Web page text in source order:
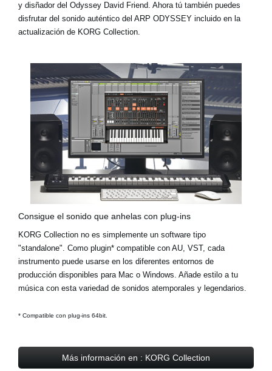
y disñador del Odyssey David Friend. Ahora tú también puedes
disfrutar del sonido auténtico del ARP ODYSSEY incluido en la
actualización de KORG Collection.
Consigue el sonido que anhelas con plug-ins
KORG Collection no es simplemente un software tipo
"standalone". Como plugin* compatible con AU, VST, cada
instrumento puede usarse en los diferentes entornos de
producción disponibles para Mac o Windows. Añade estilo a tu
música con esta variedad de sonidos atemporales y legendarios.
* Compatible con plug-ins 64bit.
Más información en : KORG Collection